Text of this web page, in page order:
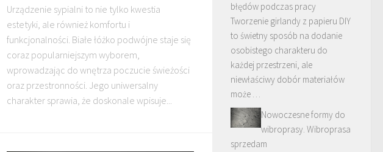
Urządzenie sypialni to nie tylko kwestia
estetyki, ale również komfortu i
funkcjonalności. Białe łóżko podwójne staje się
coraz popularniejszym wyborem,
wprowadzając do wnętrza poczucie świeżości
oraz przestronności. Jego uniwersalny
charakter sprawia, że doskonale wpisuje...
błędów podczas pracy
Tworzenie girlandy z papieru DIY
to świetny sposób na dodanie
osobistego charakteru do
każdej przestrzeni, ale
niewłaściwy dobór materiałów
może …
Nowoczesne formy do
wibroprasy. Wibroprasa
sprzedam